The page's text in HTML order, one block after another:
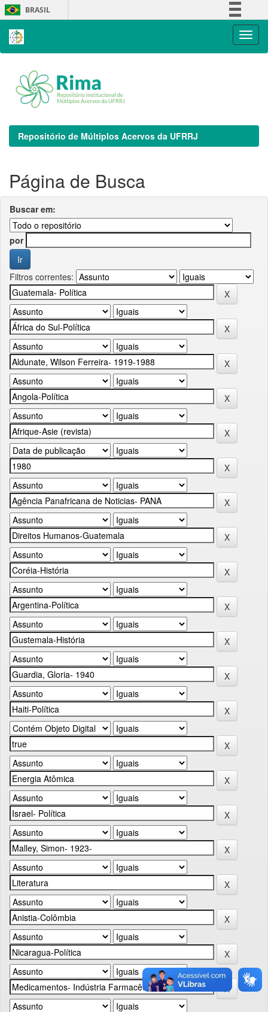
Skip
navigation
BRASIL
Repositório de Múltiplos Acervos da UFRRJ
Página de Busca
Buscar em:
por
Filtros correntes: